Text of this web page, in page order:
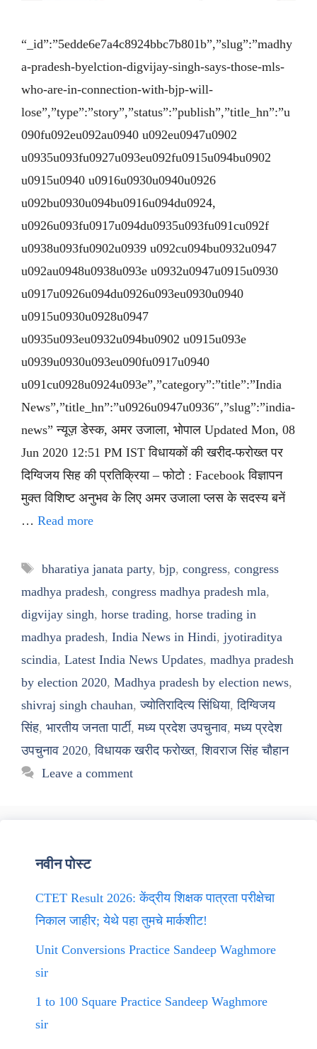
“_id”:”5edde6e7a4c8924bbc7b801b”,”slug”:”madhy
a-pradesh-byelction-digvijay-singh-says-those-mls-
who-are-in-connection-with-bjp-will-
lose”,”type”:”story”,”status”:”publish”,”title_hn”:”u
090fu092eu092au0940 u092eu0947u0902
u0935u093fu0927u093eu092fu0915u094bu0902
u0915u0940 u0916u0930u0940u0926
u092bu0930u094bu0916u094du0924,
u0926u093fu0917u094du0935u093fu091cu092f
u0938u093fu0902u0939 u092cu094bu0932u0947
u092au0948u0938u093e u0932u0947u0915u0930
u0917u0926u094du0926u093eu0930u0940
u0915u0930u0928u0947
u0935u093eu0932u094bu0902 u0915u093e
u0939u0930u093eu090fu0917u0940
u091cu0928u0924u093e”,”category”:”title”:”India
News”,”title_hn”:”u0926u0947u0936″,”slug”:”india-
news” न्यूज़ डेस्क, अमर उजाला, भोपाल Updated Mon, 08
Jun 2020 12:51 PM IST विधायकों की खरीद-फरोख्त पर
दिग्विजय सिह की प्रतिक्रिया – फोटो : Facebook विज्ञापन
मुक्त विशिष्ट अनुभव के लिए अमर उजाला प्लस के सदस्य बनें
… Read more
Tags
bharatiya janata party, bjp, congress, congress
madhya pradesh, congress madhya pradesh mla,
digvijay singh, horse trading, horse trading in
madhya pradesh, India News in Hindi, jyotiraditya
scindia, Latest India News Updates, madhya pradesh
by election 2020, Madhya pradesh by election news,
shivraj singh chauhan,ज्योतिरादित्य सिंधिया,दिग्विजय
सिंह, भारतीय जनता पार्टी,मध्य प्रदेश उपचुनाव,मध्य प्रदेश
उपचुनाव 2020,विधायक खरीद फरोख्त,शिवराज सिंह चौहान
Leave a comment
नवीन पोस्ट
CTET Result 2026: केंद्रीय शिक्षक पात्रता परीक्षेचा
निकाल जाहीर; येथे पहा तुमचे मार्कशीट!
Unit Conversions Practice Sandeep Waghmore
sir
1 to 100 Square Practice Sandeep Waghmore
sir